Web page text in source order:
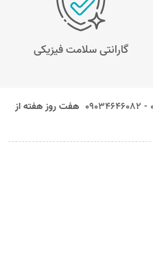
گارانتی سلامت فیزیکی
هفت روز هفته از